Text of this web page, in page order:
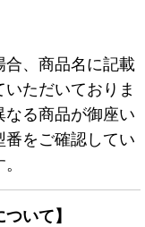
、商品名に記載
ただいておりま
る商品が御座い
番をご確認してい
いて】